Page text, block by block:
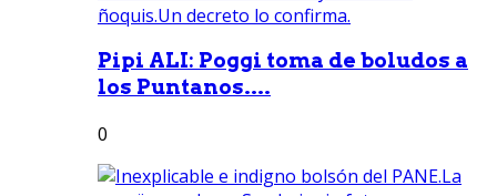
Pipi ALI: Poggi toma de boludos a
los Puntanos....
0